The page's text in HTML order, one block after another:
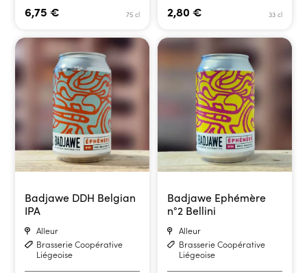
75 cl
6,75€ 33 cl
2,80 €
Badjawe DDH Belgian
IPA
Alleur
Brasserie Coopérative
Liégeoise
Badjawe Ephémère
n°2 Bellini
Alleur
Brasserie Coopérative
Liégeoise